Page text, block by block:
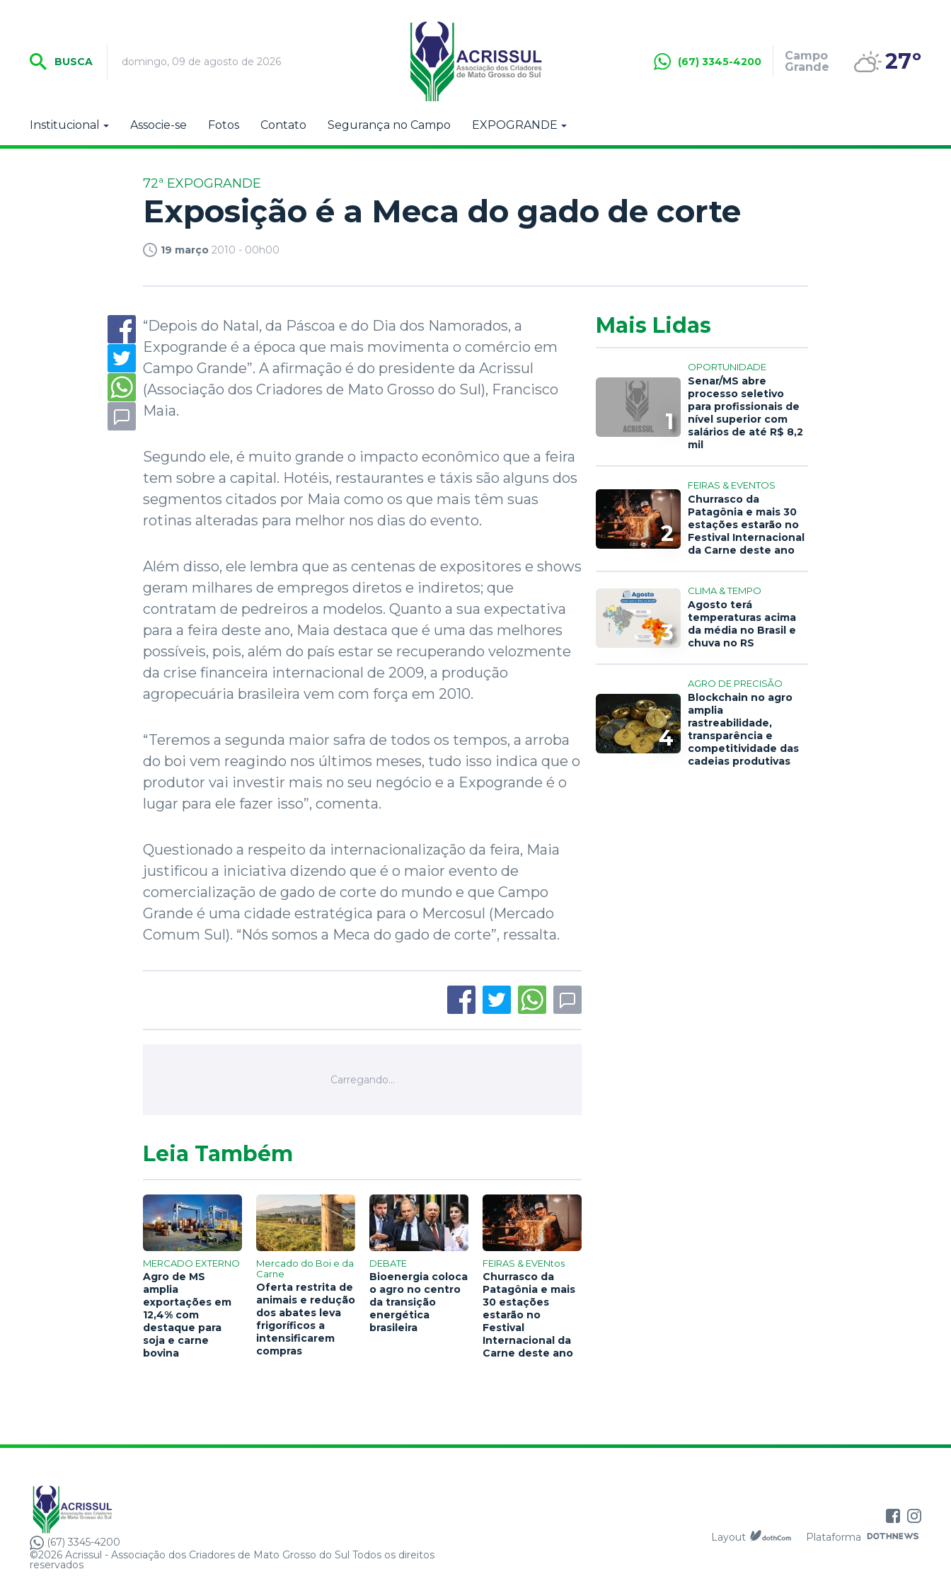
BUSCA domingo, 09 de agosto de 2026 (67) 3345-4200
Campo
Grande
27º
Institucional Associe-se Fotos Contato Segurança no Campo EXPOGRANDE
72ª EXPOGRANDE
Exposição é a Meca do gado de corte
19 março 2010 - 00h00
“Depois do Natal, da Páscoa e do Dia dos Namorados, a
Expogrande é a época que mais movimenta o comércio em
Campo Grande”. A afirmação é do presidente da Acrissul
(Associação dos Criadores de Mato Grosso do Sul), Francisco
Maia.
Segundo ele, é muito grande o impacto econômico que a feira
tem sobre a capital. Hotéis, restaurantes e táxis são alguns dos
segmentos citados por Maia como os que mais têm suas
rotinas alteradas para melhor nos dias do evento.
Além disso, ele lembra que as centenas de expositores e shows
geram milhares de empregos diretos e indiretos; que
contratam de pedreiros a modelos. Quanto a sua expectativa
para a feira deste ano, Maia destaca que é uma das melhores
possíveis, pois, além do país estar se recuperando velozmente
da crise financeira internacional de 2009, a produção
agropecuária brasileira vem com força em 2010.
“Teremos a segunda maior safra de todos os tempos, a arroba
do boi vem reagindo nos últimos meses, tudo isso indica que o
produtor vai investir mais no seu negócio e a Expogrande é o
lugar para ele fazer isso”, comenta.
Questionado a respeito da internacionalização da feira, Maia
justificou a iniciativa dizendo que é o maior evento de
comercialização de gado de corte do mundo e que Campo
Grande é uma cidade estratégica para o Mercosul (Mercado
Comum Sul). “Nós somos a Meca do gado de corte”, ressalta.
Mais Lidas
1
OPORTUNIDADE
Senar/MS abre
processo seletivo
para profissionais de
nível superior com
salários de até R$ 8,2
mil
2
FEIRAS & EVENTOS
Churrasco da
Patagônia e mais 30
estações estarão no
Festival Internacional
da Carne deste ano
3
CLIMA & TEMPO
Agosto terá
temperaturas acima
da média no Brasil e
chuva no RS
4
AGRO DE PRECISÃO
Blockchain no agro
amplia
rastreabilidade,
transparência e
competitividade das
cadeias produtivas
Leia Também
MERCADO EXTERNO
Agro de MS
amplia
exportações em
12,4% com
destaque para
soja e carne
bovina
Mercado do Boi e da
Carne
Oferta restrita de
animais e redução
dos abates leva
frigoríficos a
intensificarem
compras
DEBATE
Bioenergia coloca
o agro no centro
da transição
energética
brasileira
FEIRAS & EVENtos
Churrasco da
Patagônia e mais
30 estações
estarão no
Festival
Internacional da
Carne deste ano
(67) 3345-4200
©2026 Acrissul - Associação dos Criadores de Mato Grosso do Sul Todos os direitos
reservados
Layout Plataforma